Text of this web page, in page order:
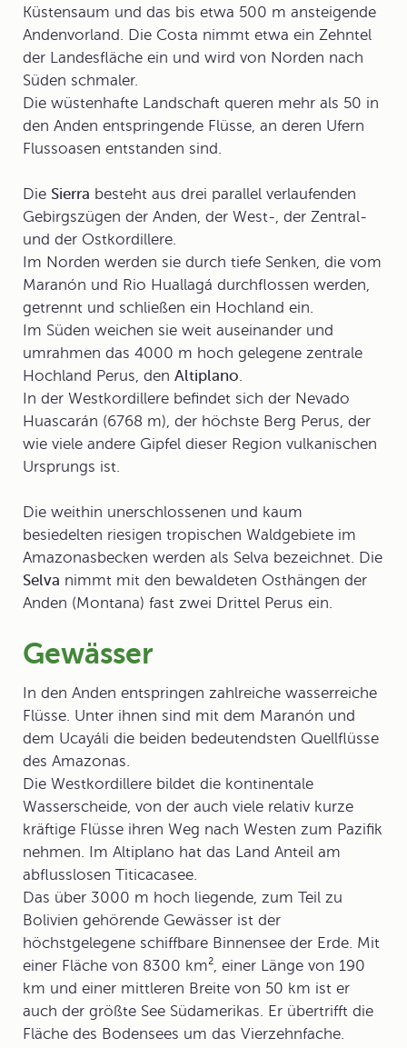
Küstensaum und das bis etwa 500 m ansteigende
Andenvorland. Die Costa nimmt etwa ein Zehntel
der Landesfläche ein und wird von Norden nach
Süden schmaler.
Die wüstenhafte Landschaft queren mehr als 50 in
den Anden entspringende Flüsse, an deren Ufern
Flussoasen entstanden sind.
Die Sierra besteht aus drei parallel verlaufenden
Gebirgszügen der Anden, der West-, der Zentral-
und der Ostkordillere.
Im Norden werden sie durch tiefe Senken, die vom
Maranón und Rio Huallagá durchflossen werden,
getrennt und schließen ein Hochland ein.
Im Süden weichen sie weit auseinander und
umrahmen das 4000 m hoch gelegene zentrale
Hochland Perus, den Altiplano.
In der Westkordillere befindet sich der Nevado
Huascarán (6768 m), der höchste Berg Perus, der
wie viele andere Gipfel dieser Region vulkanischen
Ursprungs ist.
Die weithin unerschlossenen und kaum
besiedelten riesigen tropischen Waldgebiete im
Amazonasbecken werden als Selva bezeichnet. Die
Selva nimmt mit den bewaldeten Osthängen der
Anden (Montana) fast zwei Drittel Perus ein.
Gewässer
In den Anden entspringen zahlreiche wasserreiche
Flüsse. Unter ihnen sind mit dem Maranón und
dem Ucayáli die beiden bedeutendsten Quellflüsse
des Amazonas.
Die Westkordillere bildet die kontinentale
Wasserscheide, von der auch viele relativ kurze
kräftige Flüsse ihren Weg nach Westen zum Pazifik
nehmen. Im Altiplano hat das Land Anteil am
abflusslosen Titicacasee.
Das über 3000 m hoch liegende, zum Teil zu
Bolivien gehörende Gewässer ist der
höchstgelegene schiffbare Binnensee der Erde. Mit
einer Fläche von 8300 km², einer Länge von 190
km und einer mittleren Breite von 50 km ist er
auch der größte See Südamerikas. Er übertrifft die
Fläche des Bodensees um das Vierzehnfache.